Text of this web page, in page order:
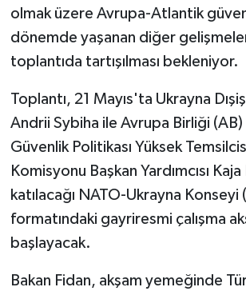
olmak üzere Avrupa-Atlantik
dönemde yaşanan diğer
toplantıda tartışılması bekleniyor.
Toplantı, 21 Mayıs'ta Ukrayna
Andrii Sybiha ile Avrupa Birliği (AB)
Güvenlik Politikası Yüksek
Komisyonu Başkan Yardımcısı Kaja
katılacağı NATO-Ukrayna Konseyi
formatındaki gayriresmi çalışma
başlayacak.
Bakan Fidan, akşam yemeğinde